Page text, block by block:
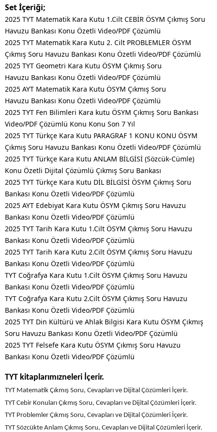
Set İçeriği;
2025 TYT Matematik Kara Kutu 1.Cilt CEBİR ÖSYM Çıkmış Soru
Havuzu Bankası Konu Özetli Video/PDF Çözümlü
2025 TYT Matematik Kara Kutu 2. Cilt PROBLEMLER ÖSYM
Çıkmış Soru Havuzu Bankası Konu Özetli Video/PDF Çözümlü
2025 TYT Geometri Kara Kutu ÖSYM Çıkmış Soru
Havuzu Bankası Konu Özetli Video/PDF Çözümlü
2025 AYT Matematik Kara Kutu ÖSYM Çıkmış Soru
Havuzu Bankası Konu Özetli Video/PDF Çözümlü
2025 TYT Fen Bilimleri Kara kutu ÖSYM Çıkmış Soru Bankası
Video/PDF Çözümlü Konu Konu Son 7 Yıl
2025 TYT Türkçe Kara Kutu PARAGRAF 1 KONU KONU ÖSYM
Çıkmış Soru Havuzu Bankası Konu Özetli Video/PDF Çözümlü
2025 TYT Türkçe Kara Kutu ANLAM BİLGİSİ (Sözcük-Cümle)
Konu Özetli Dijital Çözümlü Çıkmış Soru Bankası
2025 TYT Türkçe Kara Kutu DİL BİLGİSİ ÖSYM Çıkmış Soru
Bankası Konu Özetli Video/PDF Çözümlü
2025 AYT Edebiyat Kara Kutu ÖSYM Çıkmış Soru Havuzu
Bankası Konu Özetli Video/PDF Çözümlü
2025 TYT Tarih Kara Kutu 1.Cilt ÖSYM Çıkmış Soru Havuzu
Bankası Konu Özetli Video/PDF Çözümlü
2025 TYT Tarih Kara Kutu 2.Cilt ÖSYM Çıkmış Soru Havuzu
Bankası Konu Özetli Video/PDF Çözümlü
TYT Coğrafya Kara Kutu 1.Cilt ÖSYM Çıkmış Soru Havuzu
Bankası Konu Özetli Video/PDF Çözümlü
TYT Coğrafya Kara Kutu 2.Cilt ÖSYM Çıkmış Soru Havuzu
Bankası Konu Özetli Video/PDF Çözümlü
2025 TYT Din Kültürü ve Ahlak Bilgisi Kara Kutu ÖSYM Çıkmış
Soru Havuzu Bankası Konu Özetli Video/PDF Çözümlü
2025 TYT Felsefe Kara Kutu ÖSYM Çıkmış Soru Havuzu
Bankası Konu Özetli Video/PDF Çözümlü
TYT kitaplarımızneleri İçerir.
TYT Matematik Çıkmış Soru, Cevapları ve Dijital Çözümleri İçerir.
TYT Cebir Konuları Çıkmış Soru, Cevapları ve Dijital Çözümleri İçerir.
TYT Problemler Çıkmış Soru, Cevapları ve Dijital Çözümleri İçerir.
TYT Sözcükte Anlam Çıkmış Soru, Cevapları ve Dijital Çözümleri İçerir.